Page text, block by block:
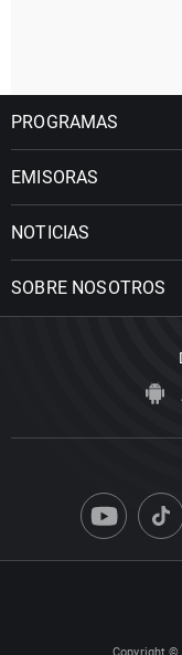
PROGRAMAS
EMISORAS
NOTICIAS
SOBRE NOSOTROS